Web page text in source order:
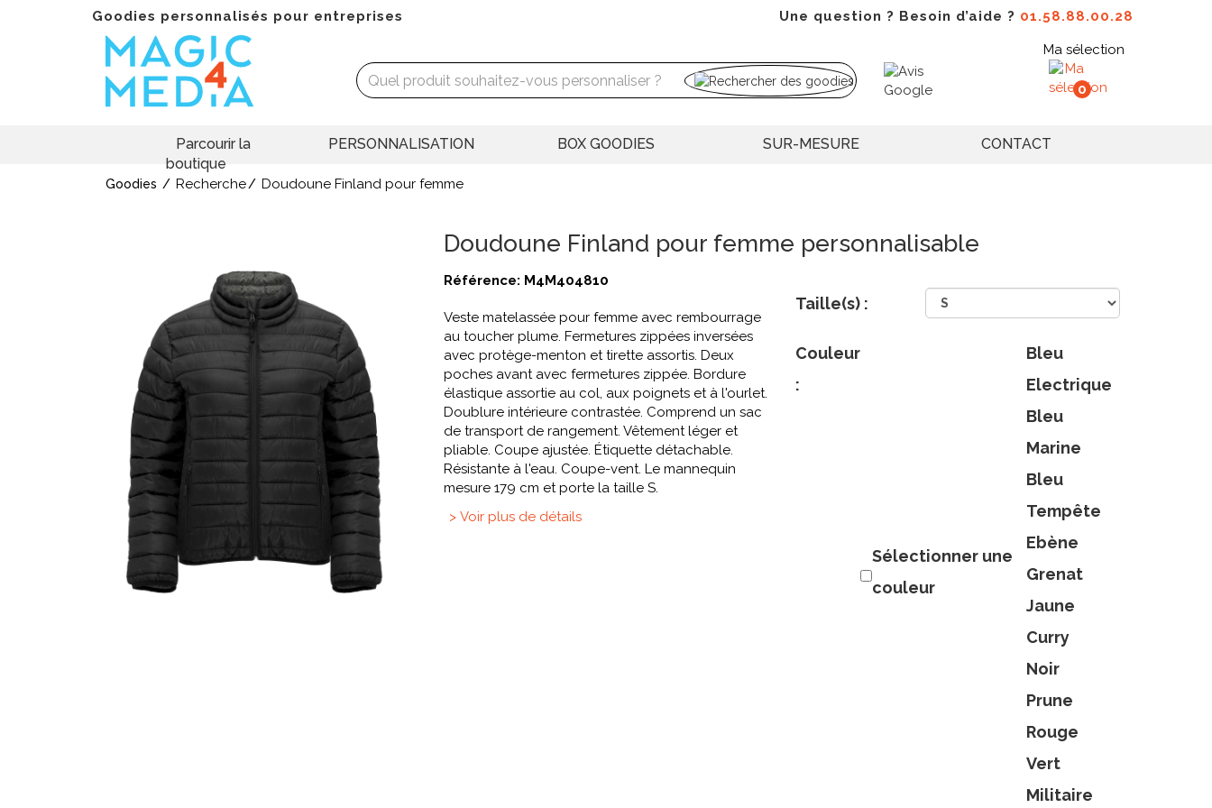
Goodies personnalisés pour entreprises Une question ? Besoin d’aide ? 01.58.88.00.28
Ma sélection
0
Parcourir la
boutique
PERSONNALISATION BOX GOODIES SUR-MESURE CONTACT
Goodies Recherche Doudoune Finland pour femme
Doudoune Finland pour femme personnalisable
Référence: M4M404810
Veste matelassée pour femme avec rembourrage
au toucher plume. Fermetures zippées inversées
avec protège-menton et tirette assortis. Deux
poches avant avec fermetures zippée. Bordure
élastique assortie au col, aux poignets et à l'ourlet.
Doublure intérieure contrastée. Comprend un sac
de transport de rangement. Vêtement léger et
pliable. Coupe ajustée. Étiquette détachable.
Résistante à l'eau. Coupe-vent. Le mannequin
mesure 179 cm et porte la taille S.
> Voir plus de détails
Taille(s) :
Couleur
:
Sélectionner une
couleur
Bleu
Electrique
Bleu
Marine
Bleu
Tempête
Ebène
Grenat
Jaune
Curry
Noir
Prune
Rouge
Vert
Militaire